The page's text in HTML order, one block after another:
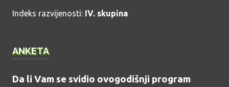
Indeks razvijenosti: IV. skupina
ANKETA
Da li Vam se svidio ovogodišnji program